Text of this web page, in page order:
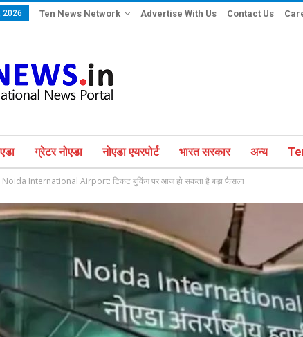
2026 Ten News Network Advertise With Us Contact Us
ग्रेटर नोएडा नोएडा एयरपोर्ट भारत सरकार अन्य
Noida International Airport: टिकट बुकिंग पर आज हो सकता है बड़ा फैसला